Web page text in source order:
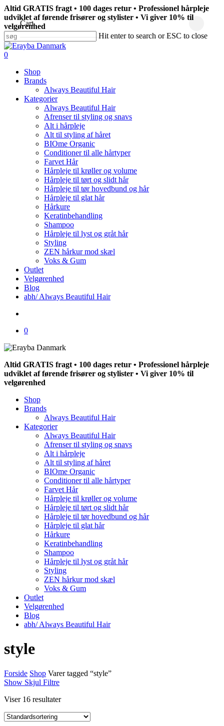
Skip
to
main
content
Altid GRATIS fragt • 100 dages retur • Professionel hårpleje
udviklet af førende frisører og stylister • Vi giver 10% til
velgørenhed
Hit enter to search or ESC to close
Close
Search
search
0
Shop
Brands
Always Beautiful Hair
Kategorier
Always Beautiful Hair
Afrenser til styling og snavs
Alt i hårpleje
Alt til styling af håret
BIOme Organic
Conditioner til alle hårtyper
Farvet Hår
Hårpleje til krøller og volume
Hårpleje til tørt og slidt hår
Hårpleje til tør hovedbund og hår
Hårpleje til glat hår
Hårkure
Keratinbehandling
Shampoo
Hårpleje til lyst og gråt hår
Styling
ZEN hårkur mod skæl
Voks & Gum
Outlet
Velgørenhed
Blog
abh/ Always Beautiful Hair
0
Altid GRATIS fragt • 100 dages retur • Professionel hårpleje
udviklet af førende frisører og stylister • Vi giver 10% til
velgørenhed
Shop
Brands
Always Beautiful Hair
Kategorier
Always Beautiful Hair
Afrenser til styling og snavs
Alt i hårpleje
Alt til styling af håret
BIOme Organic
Conditioner til alle hårtyper
Farvet Hår
Hårpleje til krøller og volume
Hårpleje til tørt og slidt hår
Hårpleje til tør hovedbund og hår
Hårpleje til glat hår
Hårkure
Keratinbehandling
Shampoo
Hårpleje til lyst og gråt hår
Styling
ZEN hårkur mod skæl
Voks & Gum
Outlet
Velgørenhed
Blog
abh/ Always Beautiful Hair
Cart
Close
style
Forside Shop Varer tagged “style”
Show Skjul Filtre
Viser 16 resultater